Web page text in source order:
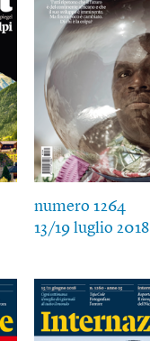
numero 1264
13/19 luglio 2018